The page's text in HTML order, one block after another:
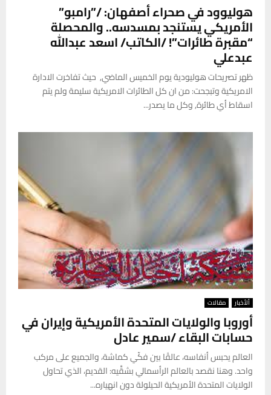
هوليوود في صحراء أصفهان: /”رامبو”
الأمريكي يستنجد بمسدسه.. والمحصلة
“مقبرة طائرات”! /الكاتب/ اسعد عبدالله
عبدعلي
ظهر تصريحات هوليودية يوم الخميس الماضي, حيث تفاخرت الادارة
الامريكية وتبجحت: من ان كل الطائرات الامريكية سليمة ولم يتم
اسقاط أي طائرة, وكل ما يصدر...
ألأخبار مقالات
أوروبا والولايات المتحدة الأمريكية وإيران في
حسابات البقاء /سمير عادل
العالم يحبس أنفاسه، عالقًا بين فكّي كماشة، والجميع على مركب
واحد. وهنا نقصد بالعالم الرأسمالي بشقَّيه: القديم، الذي تحاول
الولايات المتحدة الأمريكية الحيلولة دون انهياره...